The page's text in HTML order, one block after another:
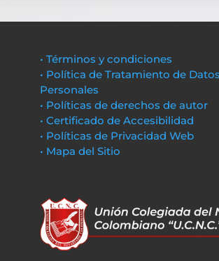
• Términos y condiciones
• Política de Tratamiento de Datos
Personales
• Políticas de derechos de autor
• Certificado de Accesibilidad
• Políticas de Privacidad Web
• Mapa del Sitio